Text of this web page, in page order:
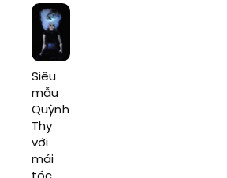
Siêu
mẫu
Quỳnh
Thy
với
mái